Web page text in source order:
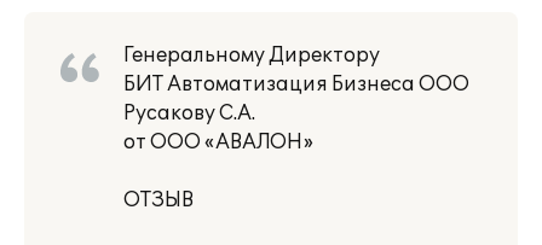
Генеральному Директору
БИТ Автоматизация Бизнеса ООО
Русакову С.А.
от ООО «АВАЛОН»
ОТЗЫВ